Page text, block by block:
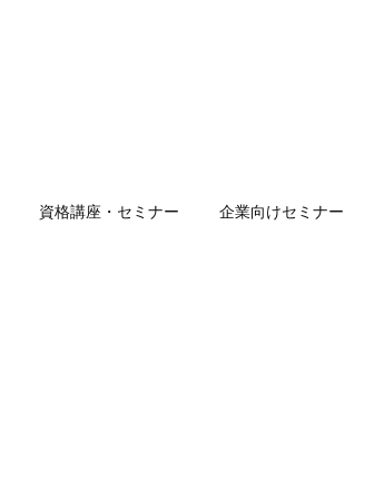
資格講座・セミナー 企業向けセミナー